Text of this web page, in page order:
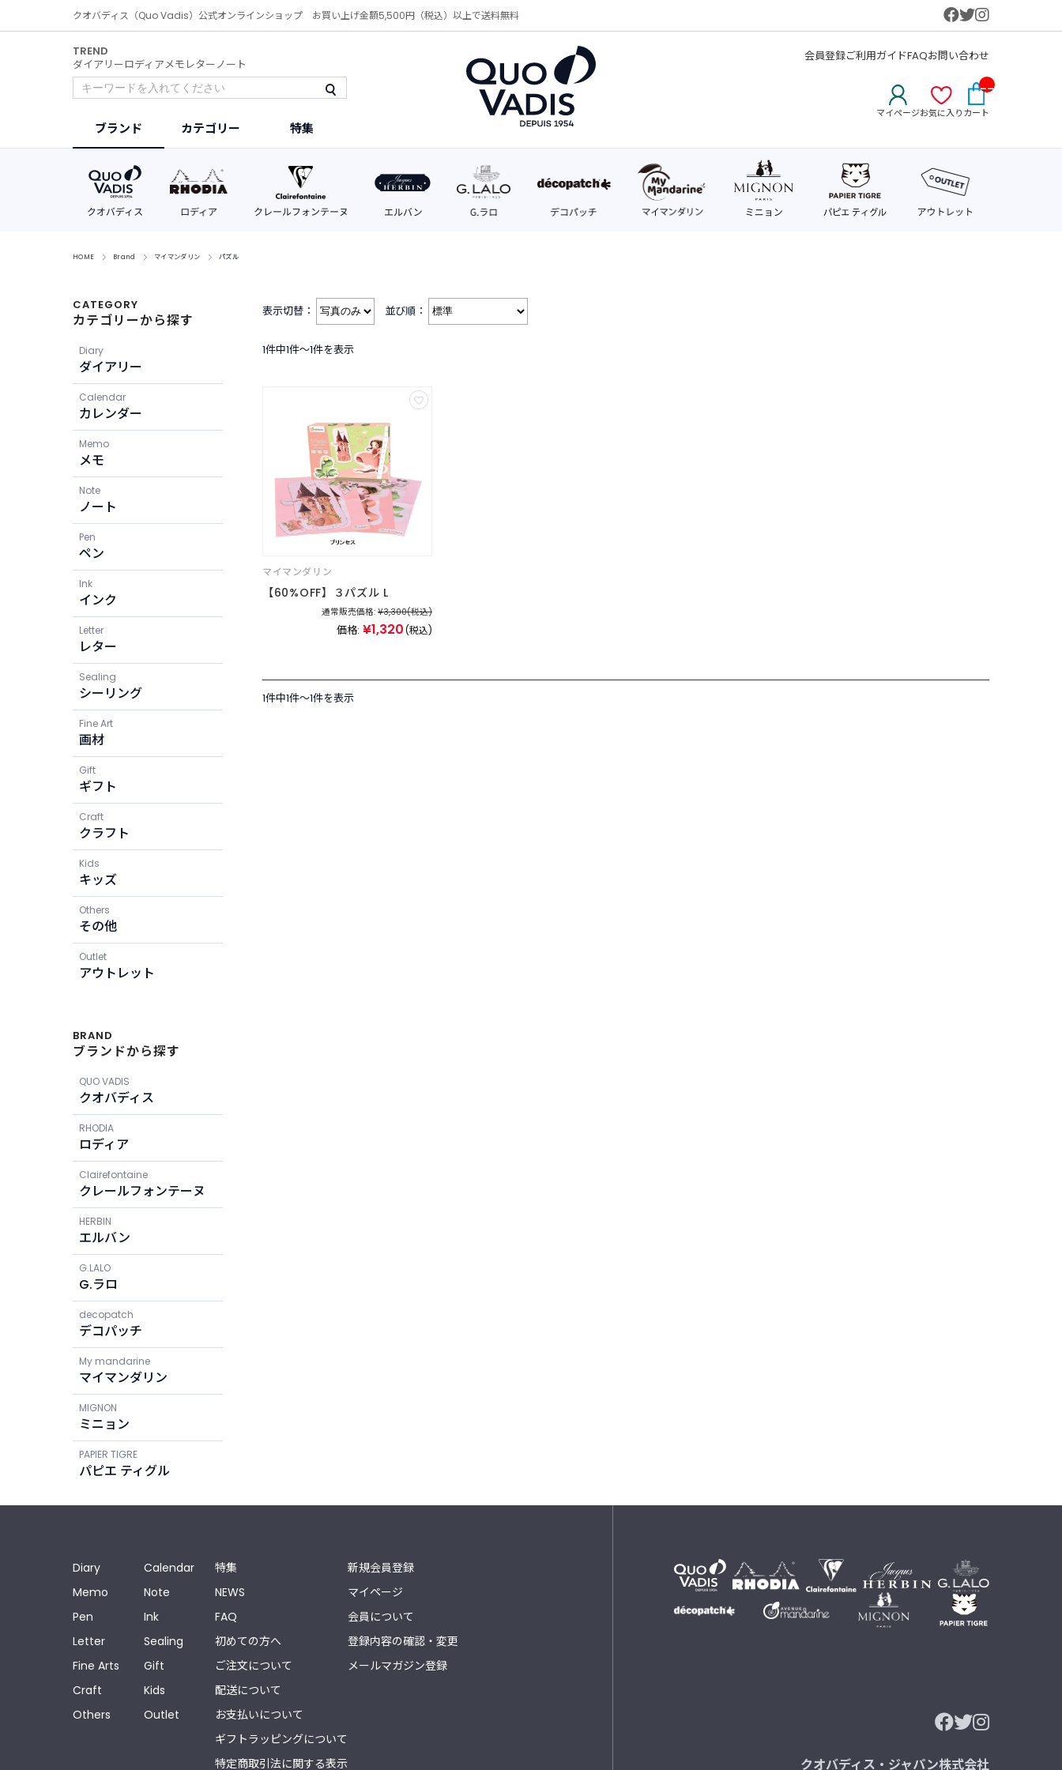
クオバディス（Quo Vadis）公式オンラインショップ お買い上げ金額5,500円（税込）以上で送料無料
TREND
ダイアリーロディアメモ レターノート
会員登録ご利用ガイドFAQお問い合わせ
マイページお気に入りカート
__
M_
T_
ブランド カテゴリー 特集
HOME Brand マイマンダリン パズル
表示切替： 並び順：
1件中1件〜1件を表示
マイマンダリン
【60%OFF】３パズル L
通常販売価格: ¥3,300(税込)
価格: ¥1,320(税込)
1件中1件〜1件を表示
CATEGORY
カテゴリーから探す
Diary
ダイアリー
Calendar
カレンダー
Memo
メモ
Note
ノート
Pen
ペン
Ink
インク
Letter
レター
Sealing
シーリング
Fine Art
画材
Gift
ギフト
Craft
クラフト
Kids
キッズ
Others
その他
Outlet
アウトレット
BRAND
ブランドから探す
QUO VADIS
クオバディス
RHODIA
ロディア
Clairefontaine
クレールフォンテーヌ
HERBIN
エルバン
G.LALO
G.ラロ
decopatch
デコパッチ
My mandarine
マイマンダリン
MIGNON
ミニョン
PAPIER TIGRE
パピエ ティグル
Diary
Calendar
Memo
Note
Pen
Ink
Letter
Sealing
Fine Arts
Gift
Craft
Kids
Others
Outlet
特集
NEWS
FAQ
初めての方へ
ご注文について
配送について
お支払いについて
ギフトラッピングについて
特定商取引法に関する表示
新規会員登録
マイページ
会員について
登録内容の確認・変更
メールマガジン登録
クオバディス・ジャパン株式会社